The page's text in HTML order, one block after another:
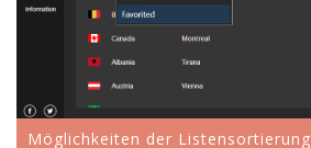
Möglichkeiten der Listensortierung